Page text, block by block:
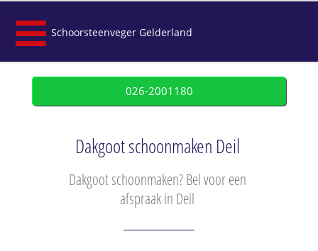
Schoorsteenveger Gelderland
026-2001180
Dakgoot schoonmaken Deil
Dakgoot schoonmaken? Bel voor een
afspraak in Deil